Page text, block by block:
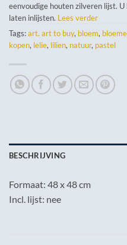
eenvoudige houten zilveren lijst.
laten inlijsten. Lees verder
Tags:art. art to buy, bloem,
kopen, lelie, lilien, natuur, pastel
BESCHRIJVING
Formaat: 48 x 48 cm
Incl. lijst: nee